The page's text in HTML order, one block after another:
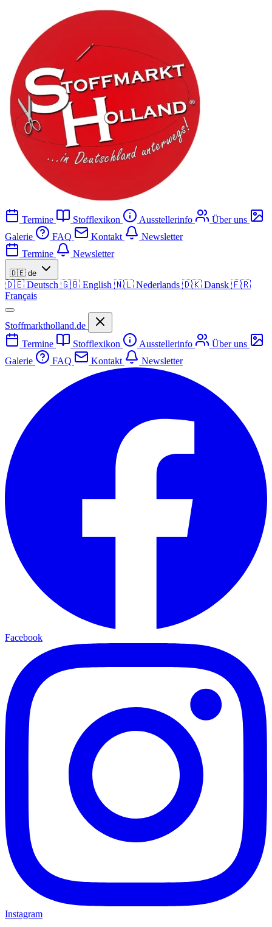
Termine Stofflexikon Ausstellerinfo
Über uns
Galerie
FAQ Kontakt
Newsletter
Termine
Newsletter
🇩🇪 de
🇩🇪 Deutsch 🇬🇧 English 🇳🇱 Nederlands 🇩🇰 Dansk 🇫🇷
Français
Stoffmarktholland.de
Termine
Stofflexikon Ausstellerinfo
Über uns
Galerie
FAQ Kontakt Newsletter
Facebook
Instagram